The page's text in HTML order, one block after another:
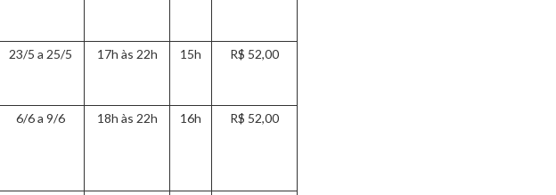
23/5 a 25/5 17h às 22h 15h R$ 52,00
6/6 a 9/6 18h às 22h 16h R$ 52,00